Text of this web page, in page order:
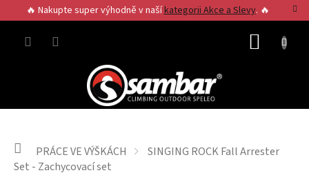
na
obsah
🔥 Nakupte super výhodně v našíkategorii Akce a Slevy. 🔥
Domů
PRÁCE VE VÝŠKÁCH
SINGING ROCK Fall Arrester
Set - Zachycovací set